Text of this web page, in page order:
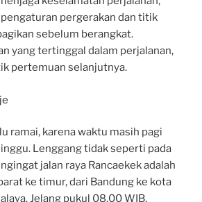
pergerakan dan titik
sebelum berangkat.
yang tertinggal dalam perjalanan,
pertemuan selanjutnya.
ramai, karena waktu masih pagi
Lenggang tidak seperti pada
jalan raya Rancaekek adalah
ke timur, dari Bandung ke kota
Jelang pukul 08.00 WIB,